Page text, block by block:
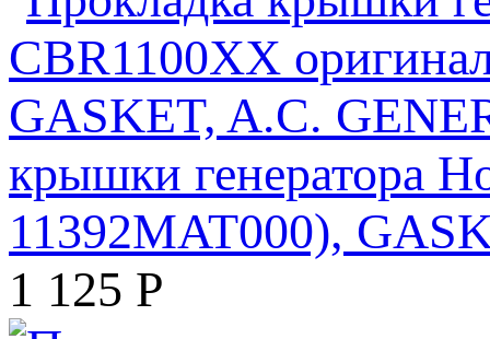
крышки генератора
11392MAT000),
1 125 Р